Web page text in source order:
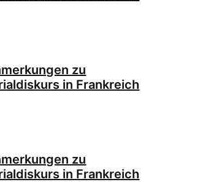
zu
in Frankreich
zu
in Frankreich